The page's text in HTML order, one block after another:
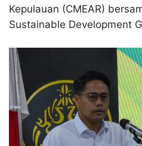
Kepulauan (CMEAR)
Sustainable Development